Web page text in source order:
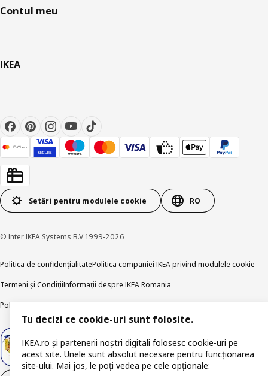
Contul meu
IKEA
Setări pentru modulele cookie RO
© Inter IKEA Systems B.V 1999-2026
Politica de confidențialitatePolitica companiei IKEA privind modulele cookie
Termeni și CondițiiInformații despre IKEA Romania
Politica de publicare responsabilă
Tu decizi ce cookie-uri sunt folosite.
IKEA.ro și partenerii noștri digitali folosesc cookie-uri pe
acest site. Unele sunt absolut necesare pentru funcționarea
site-ului. Mai jos, le poți vedea pe cele opționale: